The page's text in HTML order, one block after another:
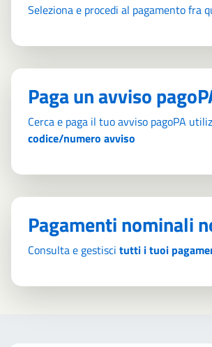
Seleziona e procedi al pagamento fra
Paga un avviso
Cerca e paga il tuo avviso pagoPA
codice/numero avviso
Pagamenti nominali
Consulta e gestisci tutti i tuoi